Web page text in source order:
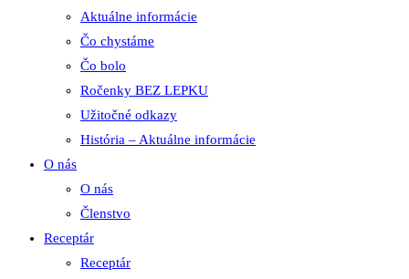
Aktuálne informácie
Čo chystáme
Čo bolo
Ročenky BEZ LEPKU
Užitočné odkazy
História – Aktuálne informácie
O nás
O nás
Členstvo
Receptár
Receptár